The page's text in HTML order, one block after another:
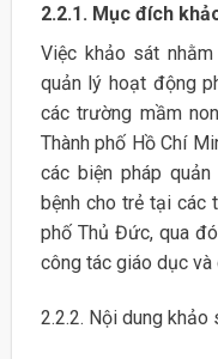
2.2.1. Mục đích
Việc khảo sát
quản lý hoạt động
các trường mầm
Thành phố Hồ Chí
các biện pháp
bệnh cho trẻ tại các
phố Thủ Đức, qua
công tác giáo dục và
2.2.2. Nội dung khảo